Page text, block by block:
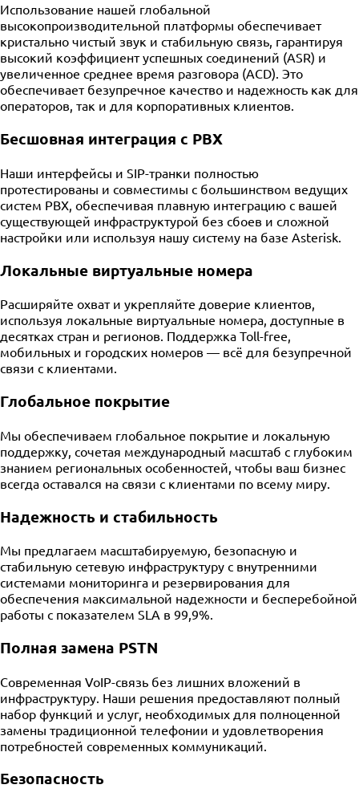
Использование нашей глобальной
высокопроизводительной платформы обеспечивает
кристально чистый звук и стабильную связь, гарантируя
высокий коэффициент успешных соединений (ASR) и
увеличенное среднее время разговора (ACD). Это
обеспечивает безупречное качество и надежность как для
операторов, так и для корпоративных клиентов.
Бесшовная интеграция с PBX
Наши интерфейсы и SIP-транки полностью
протестированы и совместимы с большинством ведущих
систем PBX, обеспечивая плавную интеграцию с вашей
существующей инфраструктурой без сбоев и сложной
настройки или используя нашу систему на базе Asterisk.
Локальные виртуальные номера
Расширяйте охват и укрепляйте доверие клиентов,
используя локальные виртуальные номера, доступные в
десятках стран и регионов. Поддержка Toll-free,
мобильных и городских номеров — всё для безупречной
связи с клиентами.
Глобальное покрытие
Мы обеспечиваем глобальное покрытие и локальную
поддержку, сочетая международный масштаб с глубоким
знанием региональных особенностей, чтобы ваш бизнес
всегда оставался на связи с клиентами по всему миру.
Надежность и стабильность
Мы предлагаем масштабируемую, безопасную и
стабильную сетевую инфраструктуру с внутренними
системами мониторинга и резервирования для
обеспечения максимальной надежности и бесперебойной
работы с показателем SLA в 99,9%.
Полная замена PSTN
Современная VoIP-связь без лишних вложений в
инфраструктуру. Наши решения предоставляют полный
набор функций и услуг, необходимых для полноценной
замены традиционной телефонии и удовлетворения
потребностей современных коммуникаций.
Безопасность